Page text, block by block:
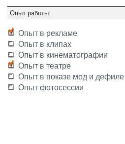
Опыт работы:
Опыт в рекламе
Опыт в клипах
Опыт в кинематографии
Опыт в театре
Опыт в показе мод и дефиле
Опыт фотосессии